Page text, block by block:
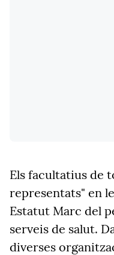
Els facultatius de
representats" en
Estatut Marc del
serveis de salut.
diverses